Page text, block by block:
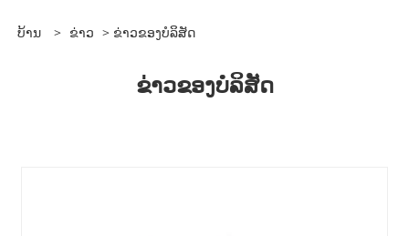
ບ້ານ > ຂ່າວ > ຂ່າວຂອງບໍລິສັດ
ຂ່າວຂອງບໍລິສັດ